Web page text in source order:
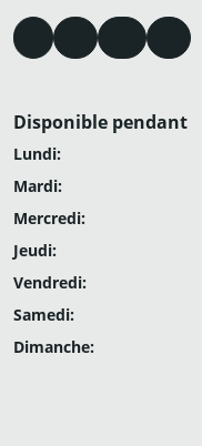
Disponible pendant
Lundi:
Mardi:
Mercredi:
Jeudi:
Vendredi:
Samedi:
Dimanche: